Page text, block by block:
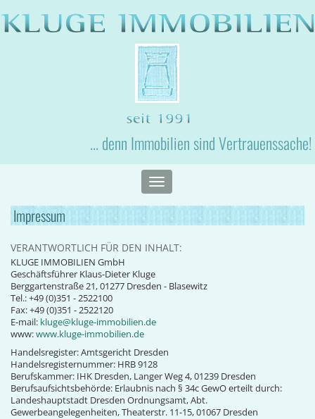
... denn Immobilien sind Vertrauenssache!
Toggle
navigation
Impressum
VERANTWORTLICH FÜR DEN INHALT:
KLUGE IMMOBILIEN GmbH
Geschäftsführer Klaus-Dieter Kluge
Berggartenstraße 21, 01277 Dresden - Blasewitz
Tel.: +49 (0)351 - 2522100
Fax: +49 (0)351 - 2522120
E-mail: kluge@kluge-immobilien.de
www:www.kluge-immobilien.de
Handelsregister: Amtsgericht Dresden
Handelsregisternummer: HRB 9128
Berufskammer: IHK Dresden, Langer Weg 4, 01239 Dresden
Berufsaufsichtsbehörde: Erlaubnis nach § 34c GewO erteilt durch:
Landeshauptstadt Dresden Ordnungsamt, Abt.
Gewerbeangelegenheiten, Theaterstr. 11-15, 01067 Dresden